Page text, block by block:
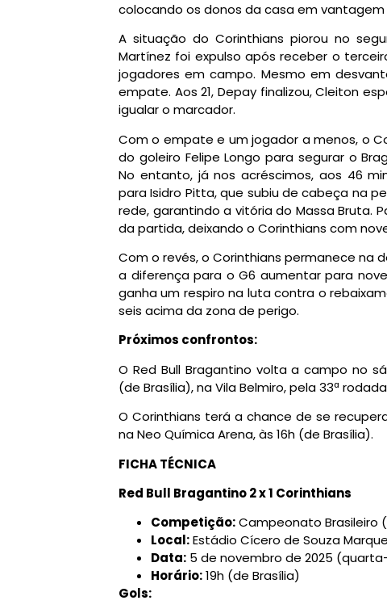
colocando os donos da casa em
A situação do Corinthians piorou no
Martínez foi expulso após receber o
jogadores em campo. Mesmo em
empate. Aos 21, Depay finalizou, Cleiton
igualar o marcador.
Com o empate e um jogador a menos, o
do goleiro Felipe Longo para segurar o
No entanto, já nos acréscimos, aos 46
para Isidro Pitta, que subiu de cabeça na
rede, garantindo a vitória do Massa Bruta.
da partida, deixando o Corinthians com
Com o revés, o Corinthians permanece na
a diferença para o G6 aumentar para
ganha um respiro na luta contra o
seis acima da zona de perigo.
Próximos confrontos:
O Red Bull Bragantino volta a campo no
(de Brasília), na Vila Belmiro, pela 33ª
O Corinthians terá a chance de se
na Neo Química Arena, às 16h (de Brasília).
FICHA TÉCNICA
Red Bull Bragantino 2 x 1 Corinthians
Competição:Campeonato Brasileiro
Local:Estádio Cícero de Souza
Data: 5 de novembro de 2025
Horário:19h (de Brasília)
Gols: